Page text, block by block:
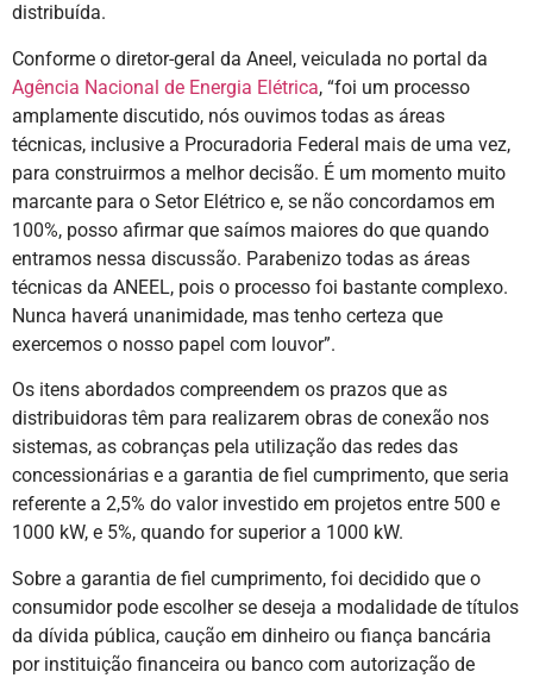
distribuída.
Conforme o diretor-geral da Aneel, veiculada no portal da
Agência Nacional de Energia Elétrica, “foi um processo
amplamente discutido, nós ouvimos todas as áreas
técnicas, inclusive a Procuradoria Federal mais de uma vez,
para construirmos a melhor decisão. É um momento muito
marcante para o Setor Elétrico e, se não concordamos em
100%, posso afirmar que saímos maiores do que quando
entramos nessa discussão. Parabenizo todas as áreas
técnicas da ANEEL, pois o processo foi bastante complexo.
Nunca haverá unanimidade, mas tenho certeza que
exercemos o nosso papel com louvor”.
Os itens abordados compreendem os prazos que as
distribuidoras têm para realizarem obras de conexão nos
sistemas, as cobranças pela utilização das redes das
concessionárias e a garantia de fiel cumprimento, que seria
referente a 2,5% do valor investido em projetos entre 500 e
1000 kW, e 5%, quando for superior a 1000 kW.
Sobre a garantia de fiel cumprimento, foi decidido que o
consumidor pode escolher se deseja a modalidade de títulos
da dívida pública, caução em dinheiro ou fiança bancária
por instituição financeira ou banco com autorização de